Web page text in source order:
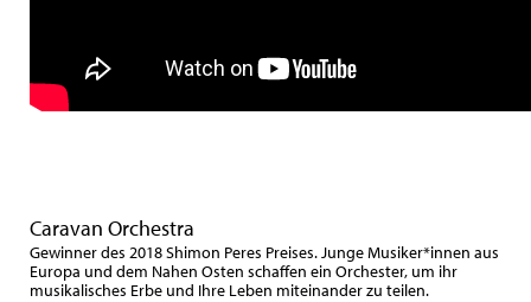
Caravan Orchestra
Gewinner des 2018 Shimon Peres Preises. Junge Musiker*innen aus
Europa und dem Nahen Osten schaffen ein Orchester, um ihr
musikalisches Erbe und Ihre Leben miteinander zu teilen.